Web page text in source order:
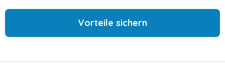
Vorteile sichern